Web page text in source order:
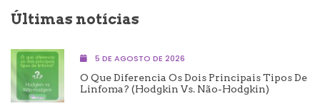
Últimas notícias
5 DE AGOSTO DE 2026
O Que Diferencia Os Dois Principais Tipos De
Linfoma? (Hodgkin Vs. Não-Hodgkin)